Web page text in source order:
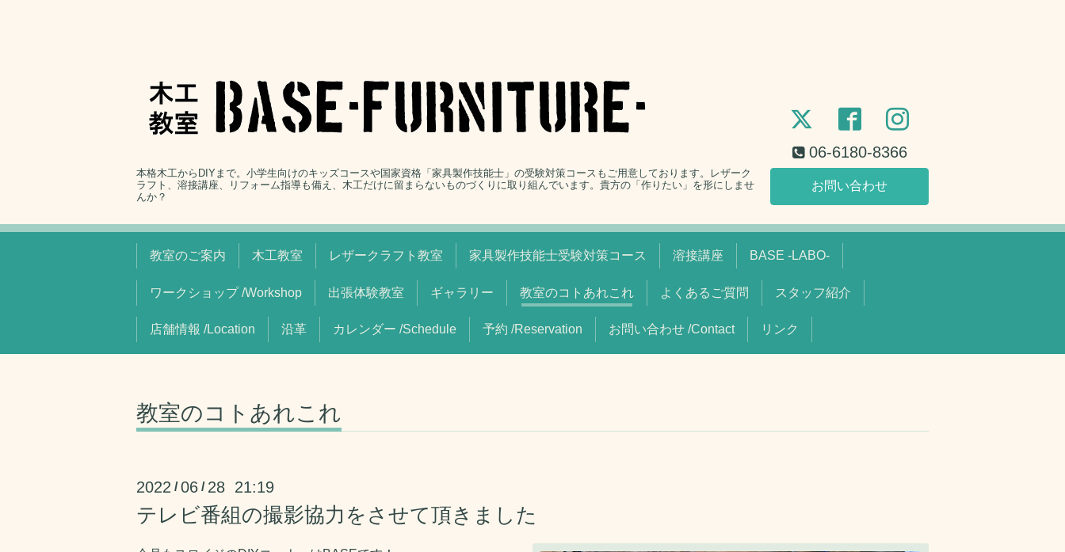
本格木工からDIYまで。小学生向けのキッズコースや国家資格「家具製作技能士」の受験対策コースもご用意しております。レザーク
ラフト、溶接講座、リフォーム指導も備え、木工だけに留まらないものづくりに取り組んでいます。貴方の「作りたい」を形にしませ
んか？
06-6180-8366
お問い合わせ
教室のご案内 木工教室 レザークラフト教室 家具製作技能士受験対策コース 溶接講座 BASE -LABO-
ワークショップ /Workshop 出張体験教室 ギャラリー 教室のコトあれこれ よくあるご質問 スタッフ紹介
店舗情報 /Location 沿革 カレンダー /Schedule 予約 /Reservation お問い合わせ /Contact リンク
教室のコトあれこれ
2022 /06 / 28 21:19
テレビ番組の撮影協力をさせて頂きました